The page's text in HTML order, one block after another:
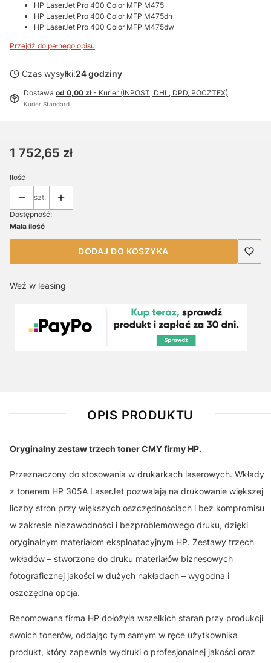
HP LaserJet Pro 400 Color MFP M475
HP LaserJet Pro 400 Color MFP M475dn
HP LaserJet Pro 400 Color MFP M475dw
Przejdź do pełnego opisu
Czas wysyłki:24 godziny
Dostawa od 0,00 zł- Kurier (INPOST, DHL, DPD, POCZTEX)
Kurier Standard
Cena
1 752,65 zł
Ilość
szt.
Dostępność:
Mała ilość
DODAJ DO KOSZYKA
Weź w leasing
OPIS PRODUKTU
Oryginalny zestaw trzech toner CMY firmy HP.
Przeznaczony do stosowania w drukarkach laserowych. Wkłady
z tonerem HP 305A LaserJet pozwalają na drukowanie większej
liczby stron przy większych oszczędnościach i bez kompromisu
w zakresie niezawodności i bezproblemowego druku, dzięki
oryginalnym materiałom eksploatacyjnym HP. Zestawy trzech
wkładów – stworzone do druku materiałów biznesowych
fotograficznej jakości w dużych nakładach – wygodna i
oszczędna opcja.
Renomowana firma HP dołożyła wszelkich starań przy produkcji
swoich tonerów, oddając tym samym w ręce użytkownika
produkt, który zapewnia wydruki o profesjonalnej jakości oraz